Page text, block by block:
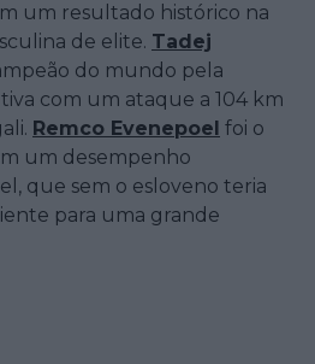
um resultado histórico na
de elite. Tadej
do mundo pela
com um ataque a 104 km
Remco Evenepoel foi o
um desempenho
que sem o esloveno teria
para uma grande